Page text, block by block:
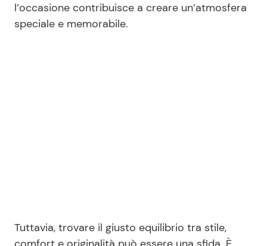
Festività Ricette per Bambini
Contattaci
l’occasione contribuisce a creare un’atmosfera
speciale e memorabile.
Tuttavia, trovare il giusto equilibrio tra stile,